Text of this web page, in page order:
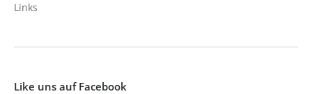
Links
Like uns auf Facebook